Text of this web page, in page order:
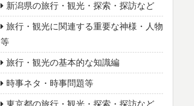
新潟県の旅行・観光・探索・探訪など
旅行・観光に関連する重要な神様・人物
等
旅行・観光の基本的な知識編
時事ネタ・時事問題等
東京都の旅行・観光・探索・探訪など